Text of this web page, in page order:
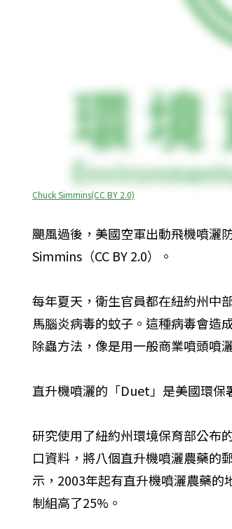
Chuck Simmins(CC BY 2.0)
颶風過後，美國空軍出動飛機噴灑
Simmins（CC BY 2.0）。
每年夏天，衛生官員都在紐約州中
馬腦炎病毒的蚊子。這種病毒會造
除蟲方法，像是用一般商業噴頭噴
直升機噴灑的「Duet」是美國環保
研究使用了紐約州環境保育部公布
口資料，將八個直升機噴灑農藥的
示，2003年起有直升機噴灑農藥
制組高了25%。